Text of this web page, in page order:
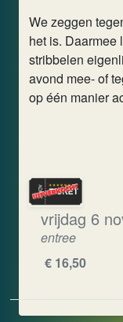
We zeggen
het is. Daarmee
stribbelen
avond mee- of
op één manier
vrijdag 6
entree
€ 16,50